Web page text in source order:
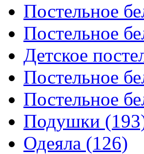
Постельное
Постельное
Детское
Постельное
Постельное
Подушки
Одеяла (126)